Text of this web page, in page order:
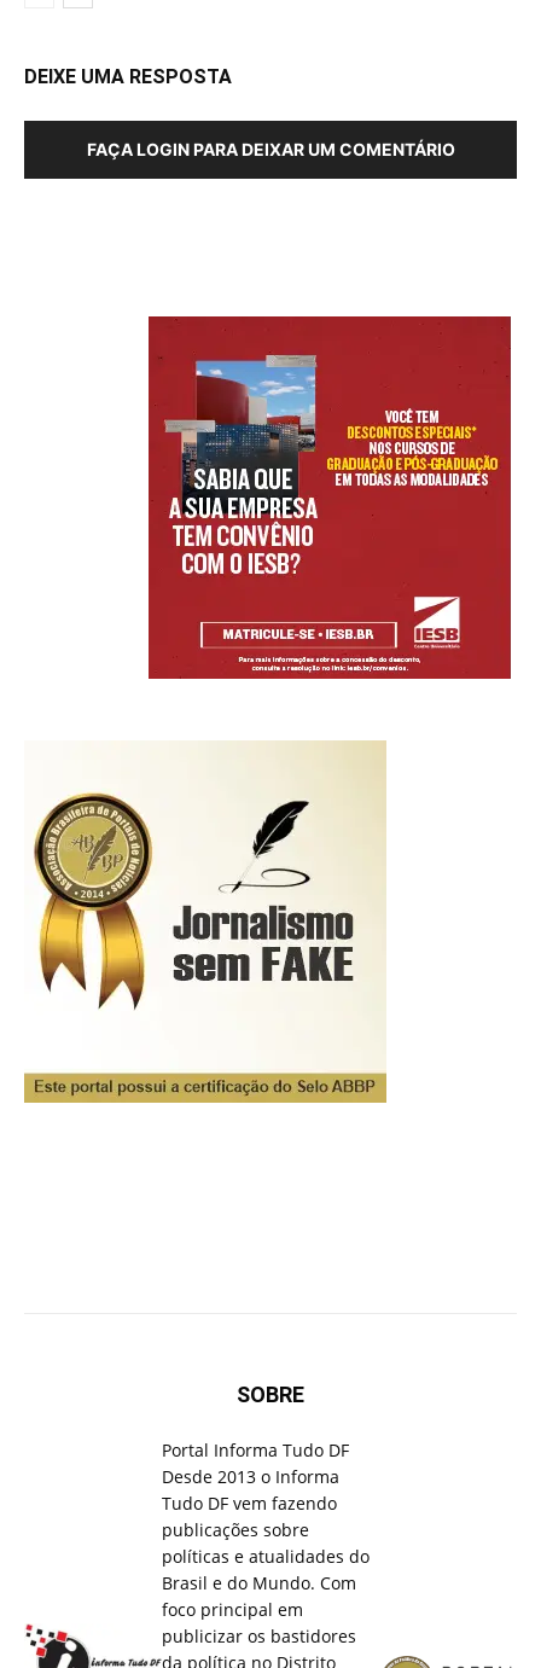
DEIXE UMA RESPOSTA
FAÇA LOGIN PARA DEIXAR UM COMENTÁRIO
SOBRE
Portal Informa Tudo DF
Desde 2013 o Informa
Tudo DF vem fazendo
publicações sobre
políticas e atualidades do
Brasil e do Mundo. Com
foco principal em
publicizar os bastidores
da política no Distrito